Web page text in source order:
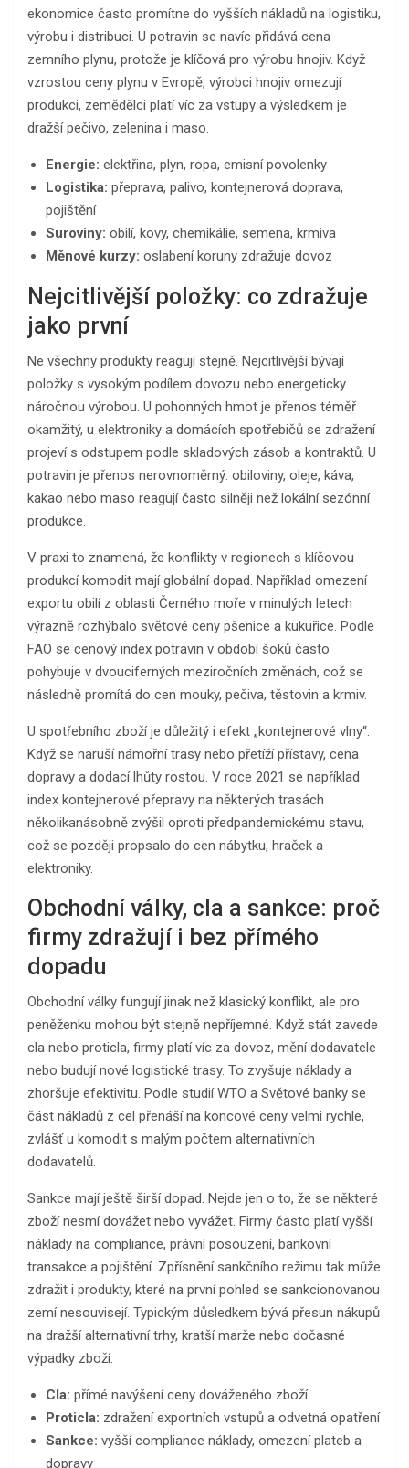
ekonomice často promítne do vyšších nákladů na logistiku,
výrobu i distribuci. U potravin se navíc přidává cena
zemního plynu, protože je klíčová pro výrobu hnojiv. Když
vzrostou ceny plynu v Evropě, výrobci hnojiv omezují
produkci, zemědělci platí víc za vstupy a výsledkem je
dražší pečivo, zelenina i maso.
Energie: elektřina, plyn, ropa, emisní povolenky
Logistika: přeprava, palivo, kontejnerová doprava,
pojištění
Suroviny: obilí, kovy, chemikálie, semena, krmiva
Měnové kurzy: oslabení koruny zdražuje dovoz
Nejcitlivější položky: co zdražuje
jako první
Ne všechny produkty reagují stejně. Nejcitlivější bývají
položky s vysokým podílem dovozu nebo energeticky
náročnou výrobou. U pohonných hmot je přenos téměř
okamžitý, u elektroniky a domácích spotřebičů se zdražení
projeví s odstupem podle skladových zásob a kontraktů. U
potravin je přenos nerovnoměrný: obiloviny, oleje, káva,
kakao nebo maso reagují často silněji než lokální sezónní
produkce.
V praxi to znamená, že konflikty v regionech s klíčovou
produkcí komodit mají globální dopad. Například omezení
exportu obilí z oblasti Černého moře v minulých letech
výrazně rozhýbalo světové ceny pšenice a kukuřice. Podle
FAO se cenový index potravin v období šoků často
pohybuje v dvouciferných meziročních změnách, což se
následně promítá do cen mouky, pečiva, těstovin a krmiv.
U spotřebního zboží je důležitý i efekt „kontejnerové vlny“.
Když se naruší námořní trasy nebo přetíží přístavy, cena
dopravy a dodací lhůty rostou. V roce 2021 se například
index kontejnerové přepravy na některých trasách
několikanásobně zvýšil oproti předpandemickému stavu,
což se později propsalo do cen nábytku, hraček a
elektroniky.
Obchodní války, cla a sankce: proč
firmy zdražují i bez přímého
dopadu
Obchodní války fungují jinak než klasický konflikt, ale pro
peněženku mohou být stejně nepříjemné. Když stát zavede
cla nebo proticla, firmy platí víc za dovoz, mění dodavatele
nebo budují nové logistické trasy. To zvyšuje náklady a
zhoršuje efektivitu. Podle studií WTO a Světové banky se
část nákladů z cel přenáší na koncové ceny velmi rychle,
zvlášť u komodit s malým počtem alternativních
dodavatelů.
Sankce mají ještě širší dopad. Nejde jen o to, že se některé
zboží nesmí dovážet nebo vyvážet. Firmy často platí vyšší
náklady na compliance, právní posouzení, bankovní
transakce a pojištění. Zpřísnění sankčního režimu tak může
zdražit i produkty, které na první pohled se sankcionovanou
zemí nesouvisejí. Typickým důsledkem bývá přesun nákupů
na dražší alternativní trhy, kratší marže nebo dočasné
výpadky zboží.
Cla: přímé navýšení ceny dováženého zboží
Proticla: zdražení exportních vstupů a odvetná opatření
Sankce: vyšší compliance náklady, omezení plateb a
dopravy